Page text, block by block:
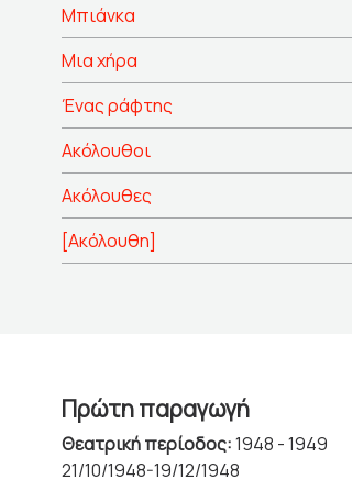
Μπιάνκα
Μια χήρα
Ένας ράφτης
Ακόλουθοι
Ακόλουθες
[Ακόλουθη]
Πρώτη παραγωγή
Θεατρική περίοδος:1948 - 1949
21/10/1948-19/12/1948